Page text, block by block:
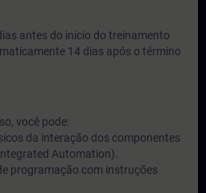
antes do inicio do treinamento
14 dias após o término
você pode:
da interação dos componentes
Automation).
programação com instruções